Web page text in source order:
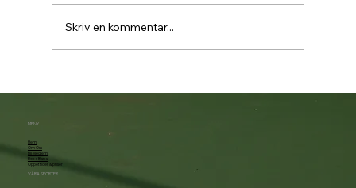
Skriv en kommentar...
MENY
Hem
Om Oss
Bli Medlem
Boka Bana
Öppettider & priser
VÅRA SPORTER